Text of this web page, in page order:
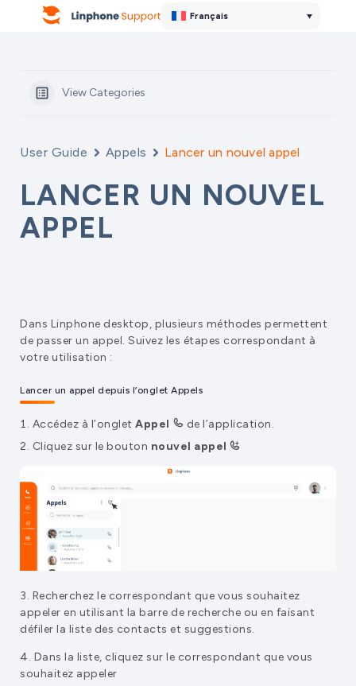
Français
View Categories
User Guide Appels Lancer un nouvel appel
LANCER UN NOUVEL
APPEL
Dans Linphone desktop, plusieurs méthodes permettent
de passer un appel. Suivez les étapes correspondant à
votre utilisation :
Lancer un appel depuis l’onglet Appels
Accédez à l’onglet Appel
de l’application.
Cliquez sur le bouton nouvel appel
3. Recherchez le correspondant que vous souhaitez
appeler en utilisant la barre de recherche ou en faisant
défiler la liste des contacts et suggestions.
4. Dans la liste, cliquez sur le correspondant que vous
souhaitez appeler